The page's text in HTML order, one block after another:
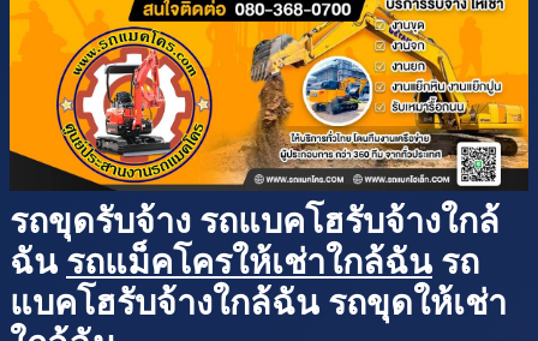
รถขุดรับจ้าง รถแบคโฮรับจ้างใกล้
ฉัน รถแม็คโครให้เช่าใกล้ฉัน รถ
แบคโฮรับจ้างใกล้ฉัน รถขุดให้เช่า